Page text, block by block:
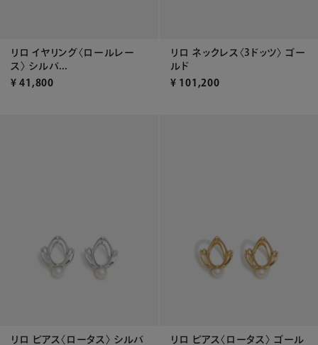
リロ イヤリング〈ロールレー
ス〉 シルバ...
¥ 41,800
リロ ネックレス〈3ドッツ〉 ゴー
ルド
¥ 101,200
リロ ピアス〈ロータス〉 シルバ
リロ ピアス〈ロータス〉 ゴール